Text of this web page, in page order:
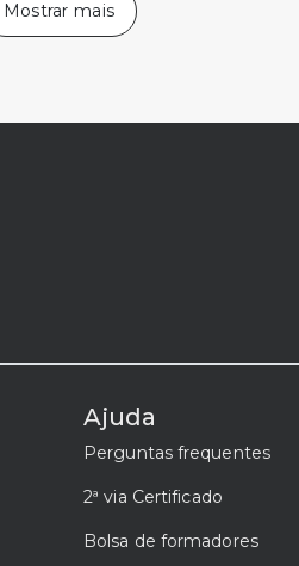
Ajuda
Perguntas frequentes
2ª via Certificado
Bolsa de formadores